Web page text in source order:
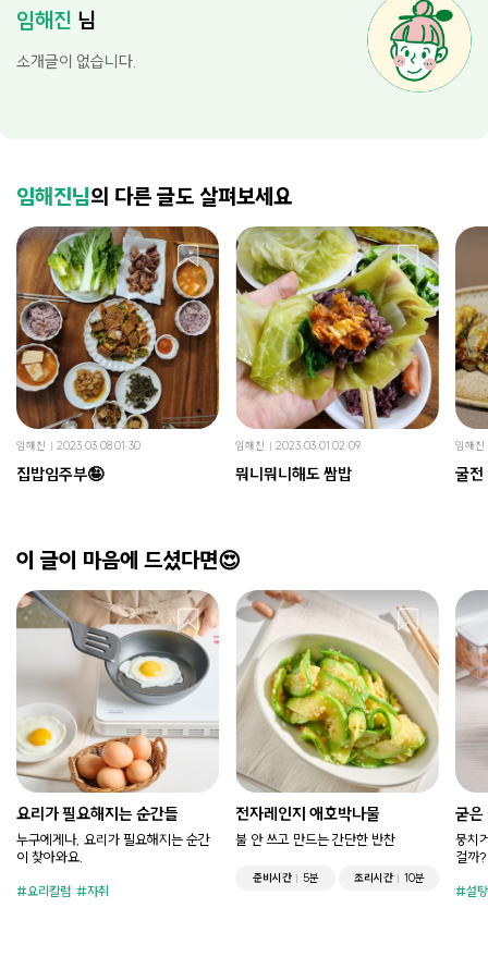
임해진 님
소개글이 없습니다.
임해진님의 다른 글도 살펴보세요
임해진 2023.03.08 01:30
집밥임주부🤪
임해진 2023.03.01 02:09
뭐니뭐니해도 쌈밥
임해진
굴전
이 글이 마음에 드셨다면😍
요리가 필요해지는 순간들
누구에게나, 요리가 필요해지는 순간
이 찾아와요.
요리칼럼 자취
전자레인지 애호박나물
불 안 쓰고 만드는 간단한 반찬
준비시간 5분 조리시간 10분
굳은
뭉치
걸까?
설탕